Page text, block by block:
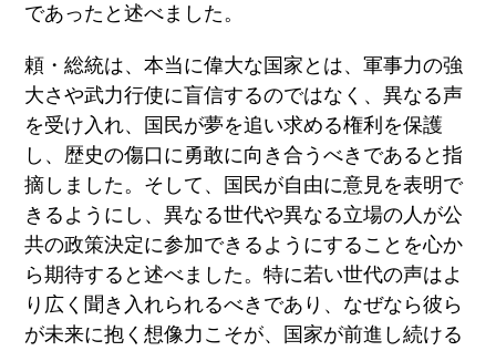
であったと述べました。
頼・総統は、本当に偉大な国家とは、軍事力の強
大さや武力行使に盲信するのではなく、異なる声
を受け入れ、国民が夢を追い求める権利を保護
し、歴史の傷口に勇敢に向き合うべきであると指
摘しました。そして、国民が自由に意見を表明で
きるようにし、異なる世代や異なる立場の人が公
共の政策決定に参加できるようにすることを心か
ら期待すると述べました。特に若い世代の声はよ
り広く聞き入れられるべきであり、なぜなら彼ら
が未来に抱く想像力こそが、国家が前進し続ける